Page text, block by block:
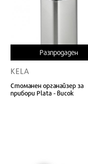
Разпродаден
KELA
Стоманен органайзер за
прибори Plata - висок